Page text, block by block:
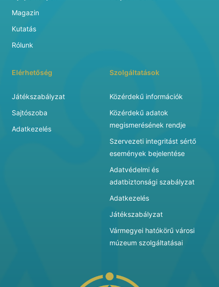
Magazin
Kutatás
Rólunk
Elérhetőség
Játékszabályzat
Sajtószoba
Adatkezelés
Szolgáltatások
Közérdekű információk
Közérdekű adatok
megismerésének rendje
Szervezeti integritást sértő
események bejelentése
Adatvédelmi és
adatbiztonsági szabályzat
Adatkezelés
Játékszabályzat
Vármegyei hatókörű városi
múzeum szolgáltatásai